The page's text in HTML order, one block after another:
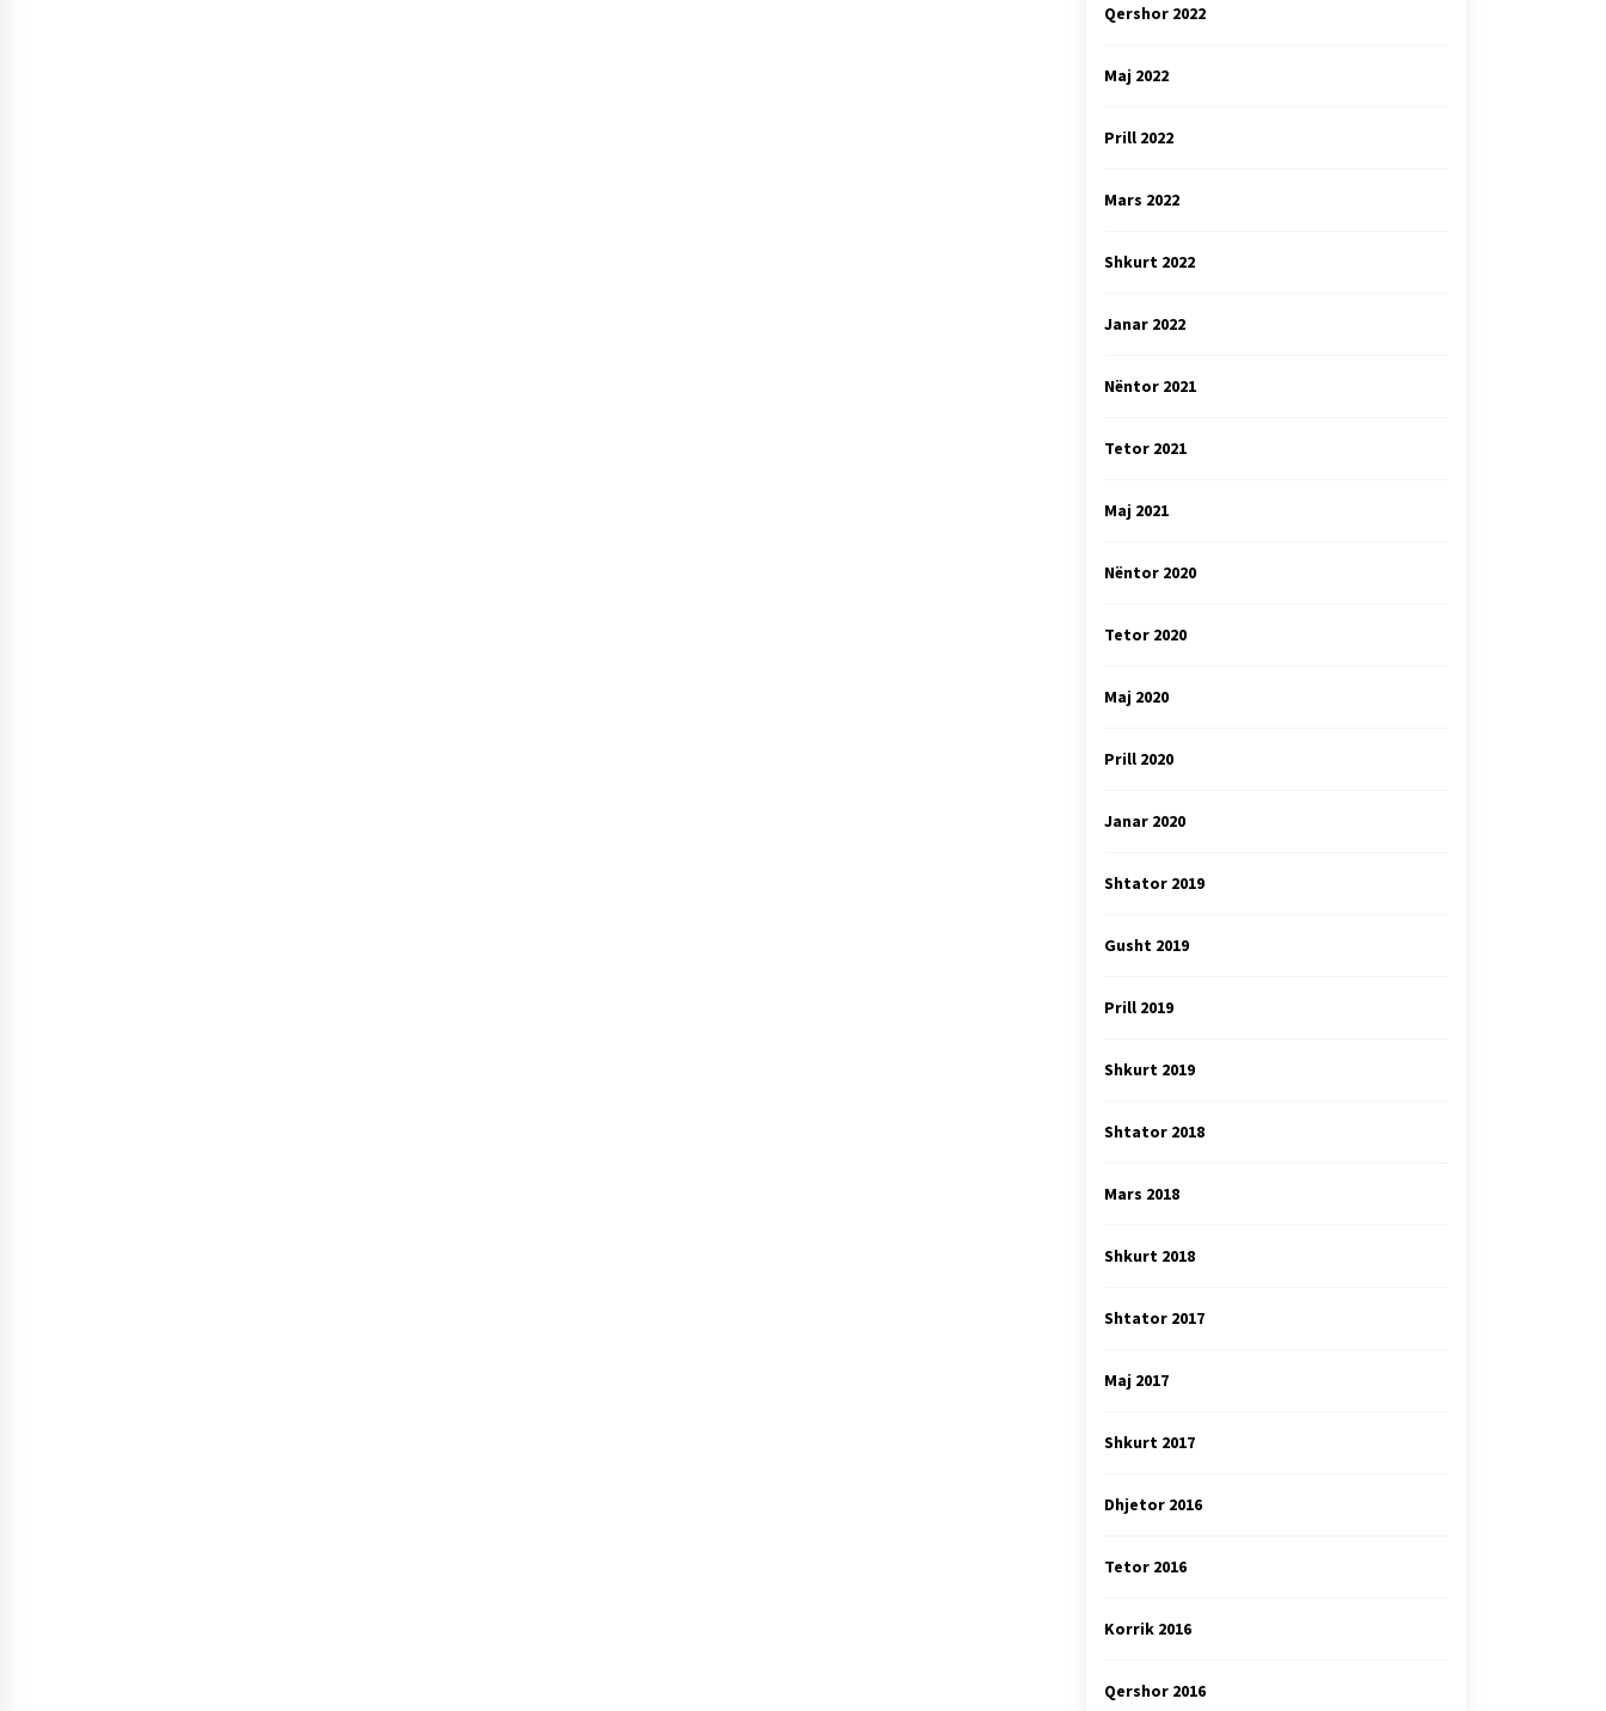
Qershor 2022
Maj 2022
Prill 2022
Mars 2022
Shkurt 2022
Janar 2022
Nëntor 2021
Tetor 2021
Maj 2021
Nëntor 2020
Tetor 2020
Maj 2020
Prill 2020
Janar 2020
Shtator 2019
Gusht 2019
Prill 2019
Shkurt 2019
Shtator 2018
Mars 2018
Shkurt 2018
Shtator 2017
Maj 2017
Shkurt 2017
Dhjetor 2016
Tetor 2016
Korrik 2016
Qershor 2016